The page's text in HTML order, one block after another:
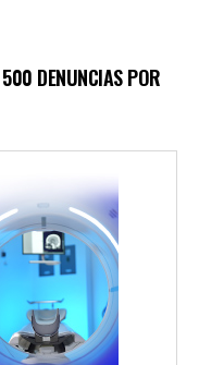
DENUNCIAS POR